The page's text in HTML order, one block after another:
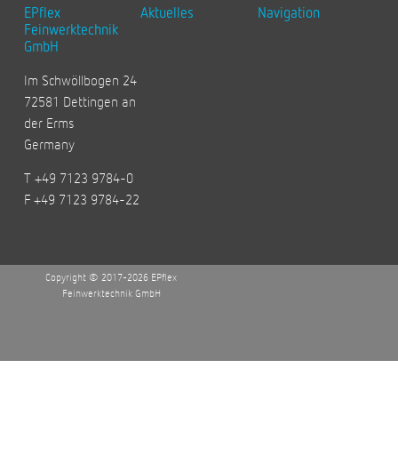
EPflex
Feinwerktechnik
GmbH
Im Schwöllbogen 24
72581 Dettingen an
der Erms
Germany
T +49 7123 9784-0
F +49 7123 9784-22
Aktuelles Navigation
Copyright © 2017-2026 EPflex
Feinwerktechnik GmbH